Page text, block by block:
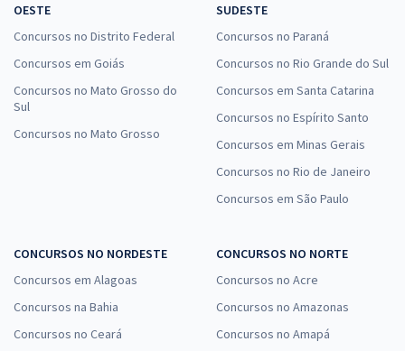
OESTE
Concursos no Distrito Federal
Concursos em Goiás
Concursos no Mato Grosso do
Sul
Concursos no Mato Grosso
SUDESTE
Concursos no Paraná
Concursos no Rio Grande do Sul
Concursos em Santa Catarina
Concursos no Espírito Santo
Concursos em Minas Gerais
Concursos no Rio de Janeiro
Concursos em São Paulo
CONCURSOS NO NORDESTE
Concursos em Alagoas
Concursos na Bahia
Concursos no Ceará
CONCURSOS NO NORTE
Concursos no Acre
Concursos no Amazonas
Concursos no Amapá